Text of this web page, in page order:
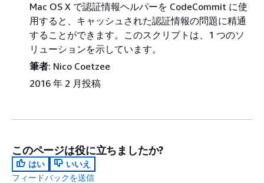
Mac OS X で認証情報ヘルパーを CodeCommit に使
用すると、キャッシュされた認証情報の問題に精通
することができます。このスクリプトは、1 つのソ
リューションを示しています。
筆者: Nico Coetzee
2016 年 2 月投稿
このページは役に立ちましたか?
はい
いいえ
フィードバックを送信